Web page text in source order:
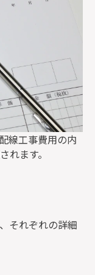
配線工事費用の内
れます。
それぞれの詳細